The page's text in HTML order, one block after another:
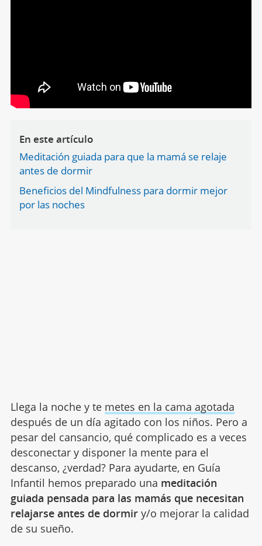
En este artículo
Meditación guiada para que la mamá se relaje
antes de dormir
Beneficios del Mindfulness para dormir mejor
por las noches
Llega la noche y te metes en la cama agotada
después de un día agitado con los niños. Pero a
pesar del cansancio, qué complicado es a veces
desconectar y disponer la mente para el
descanso, ¿verdad? Para ayudarte, en Guía
Infantil hemos preparado una meditación
guiada pensada para las mamás que necesitan
relajarse antes de dormir y/o mejorar la calidad
de su sueño.